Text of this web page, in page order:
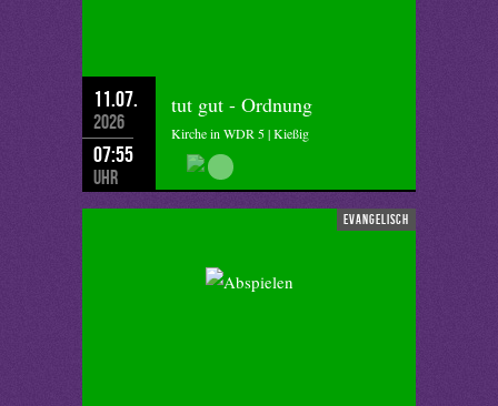
11.07.
2026
07:55
Uhr
tut gut - Ordnung
Kirche in WDR 5 | Kießig
evangelisch